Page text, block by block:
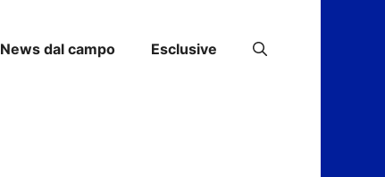
News dal campo Esclusive